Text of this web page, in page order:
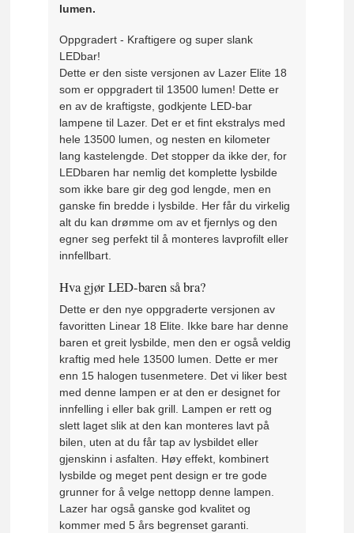
lumen.
Oppgradert - Kraftigere og super slank
LEDbar!
Dette er den siste versjonen av Lazer Elite 18
som er oppgradert til 13500 lumen! Dette er
en av de kraftigste, godkjente LED-bar
lampene til Lazer. Det er et fint ekstralys med
hele 13500 lumen, og nesten en kilometer
lang kastelengde. Det stopper da ikke der, for
LEDbaren har nemlig det komplette lysbilde
som ikke bare gir deg god lengde, men en
ganske fin bredde i lysbilde. Her får du virkelig
alt du kan drømme om av et fjernlys og den
egner seg perfekt til å monteres lavprofilt eller
innfellbart.
Hva gjør LED-baren så bra?
Dette er den nye oppgraderte versjonen av
favoritten Linear 18 Elite. Ikke bare har denne
baren et greit lysbilde, men den er også veldig
kraftig med hele 13500 lumen. Dette er mer
enn 15 halogen tusenmetere. Det vi liker best
med denne lampen er at den er designet for
innfelling i eller bak grill. Lampen er rett og
slett laget slik at den kan monteres lavt på
bilen, uten at du får tap av lysbildet eller
gjenskinn i asfalten. Høy effekt, kombinert
lysbilde og meget pent design er tre gode
grunner for å velge nettopp denne lampen.
Lazer har også ganske god kvalitet og
kommer med 5 års begrenset garanti.